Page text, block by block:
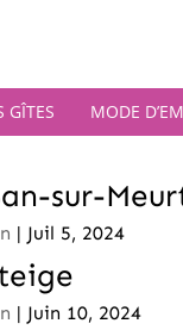
GÎTES MODE
sur-
| Juil 5, 2024
| Juin 10, 2024